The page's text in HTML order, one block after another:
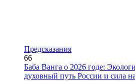
Предсказания
66
Баба Ванга о 2026 годе:
духовный путь России и сила